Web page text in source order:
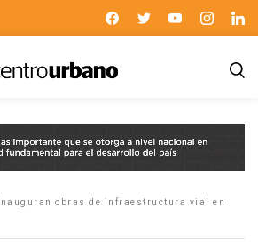
Inauguran obras de infraestructura vial en